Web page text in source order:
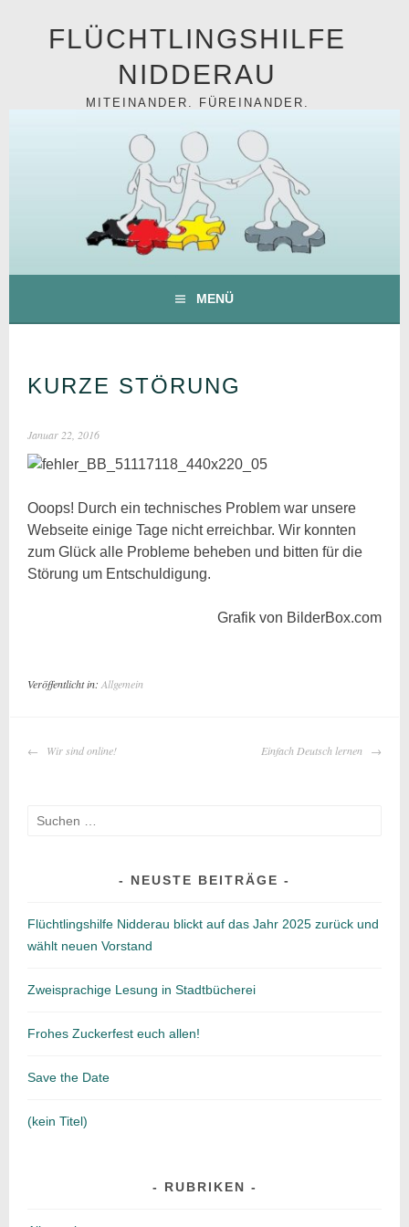
FLÜCHTLINGSHILFE
NIDDERAU
MITEINANDER. FÜREINANDER.
MENÜ
KURZE STÖRUNG
Januar 22, 2016
Ooops! Durch ein technisches Problem war unsere
Webseite einige Tage nicht erreichbar. Wir konnten
zum Glück alle Probleme beheben und bitten für die
Störung um Entschuldigung.
Grafik von BilderBox.com
Veröffentlicht in:Allgemein
BEITRAGS-
Wir sind online! Einfach Deutsch lernen
Suche
NEUSTE BEITRÄGE
Flüchtlingshilfe Nidderau blickt auf das Jahr 2025 zurück und
wählt neuen Vorstand
Zweisprachige Lesung in Stadtbücherei
Frohes Zuckerfest euch allen!
Save the Date
(kein Titel)
RUBRIKEN